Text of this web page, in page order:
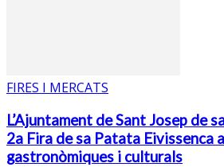
FIRES I MERCATS
L’Ajuntament de Sant Josep de
2a Fira de sa Patata Eivissenca
gastronòmiques i culturals